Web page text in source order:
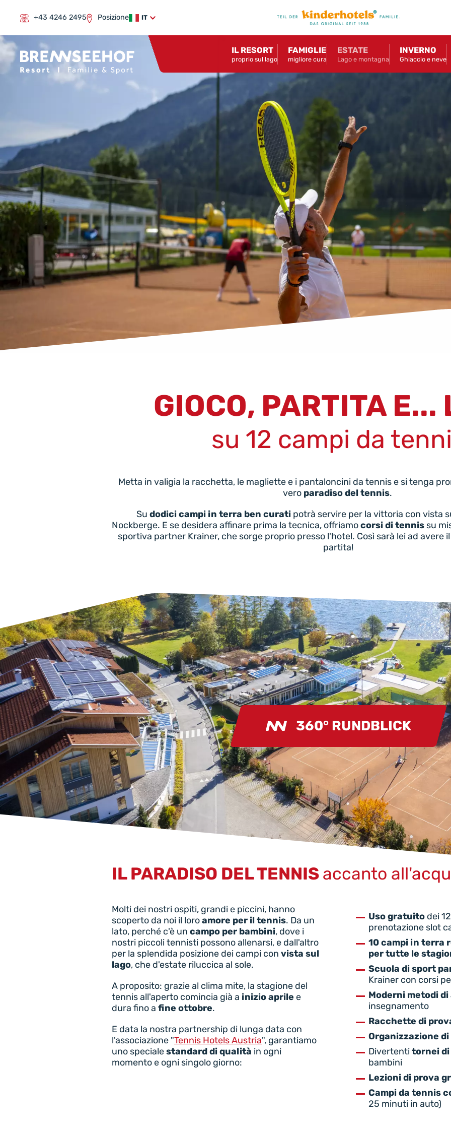
+43 4246 2495 Posizione IT
IL RESORT
proprio sul lago
FAMIGLIE
migliore cura
ESTATE
Lago e montagna
INVERNO
Ghiaccio e neve
GIOCO, PARTITA E...
su 12 campi da
Metta in valigia la racchetta, le magliette e i pantaloncini da tennis e si tenga
vero paradiso del tennis.
Su dodici campi in terra ben curati potrà servire per la vittoria con vista
Nockberge. E se desidera affinare prima la tecnica, offriamocorsi di tennis su
sportiva partner Krainer, che sorge proprio presso l'hotel. Così sarà lei ad avere
partita!
360° RUNDBLICK
IL PARADISO DEL TENNIS accanto
Molti dei nostri ospiti, grandi e piccini, hanno
scoperto da noi il loroamore per il tennis. Da un
lato, perché c'è un campo per bambini, dove i
nostri piccoli tennisti possono allenarsi, e dall'altro
per la splendida posizione dei campi con vista sul
lago, che d'estate riluccica al sole.
A proposito: grazie al clima mite, la stagione del
tennis all'aperto comincia già a inizio aprile e
dura fino a fine ottobre.
E data la nostra partnership di lunga data con
l'associazione "Tennis Hotels Austria", garantiamo
uno specialestandard di qualità in ogni
momento e ogni singolo giorno:
Uso gratuito dei
prenotazione slot
10 campi in terra
per tutte le
Scuola di sport
Krainer con corsi
Moderni metodi
insegnamento
Racchette di
Organizzazione
Divertentitornei
bambini
Lezioni di prova
Campi da tennis
25 minuti in auto)